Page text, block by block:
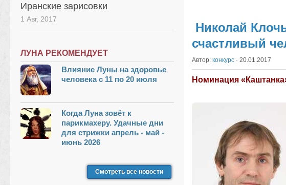
Николай
счастливый
Автор: конкурс · 20.01.2017
Номинация
Иранские зарисовки
1 Авг, 2017
ЛУНА РЕКОМЕНДУЕТ
Влияние Луны на здоровье
человека с 11 по 20 июля
Когда Луна зовёт к
парикмахеру. Удачные дни
для стрижки апрель - май -
июнь 2026
Смотреть все новости